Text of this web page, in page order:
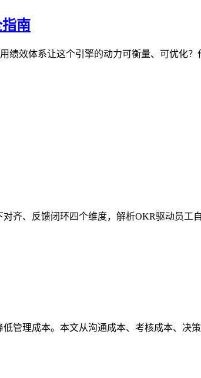
南
绩效体系让这个引擎的动力可衡量、可优化
齐、反馈闭环四个维度，解析OKR驱动员
管理成本。本文从沟通成本、考核成本、